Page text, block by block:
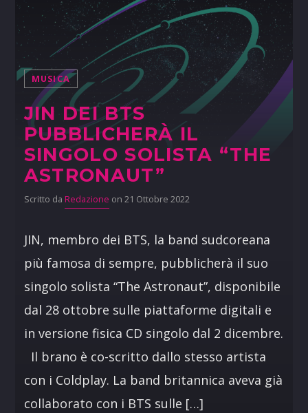
MUSICA
JIN DEI BTS
PUBBLICHERÀ IL
SINGOLO SOLISTA “THE
ASTRONAUT”
Scritto da Redazione on 21 Ottobre 2022
JIN, membro dei BTS, la band sudcoreana
più famosa di sempre, pubblicherà il suo
singolo solista “The Astronaut”, disponibile
dal 28 ottobre sulle piattaforme digitali e
in versione fisica CD singolo dal 2 dicembre.
Il brano è co-scritto dallo stesso artista
con i Coldplay. La band britannica aveva già
collaborato con i BTS sulle […]